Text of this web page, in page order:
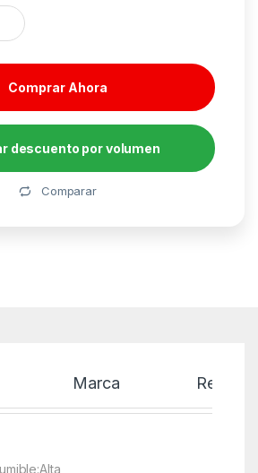
Reciclado Karkemis HP nº953 XL Alta
Comprar Ahora
descuento por volumen
Comparar
Marca Reseñas